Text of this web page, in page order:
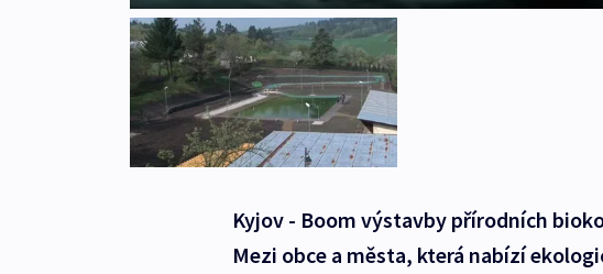
Kyjov - Boom výstavby přírodních
Mezi obce a města, která nabízí